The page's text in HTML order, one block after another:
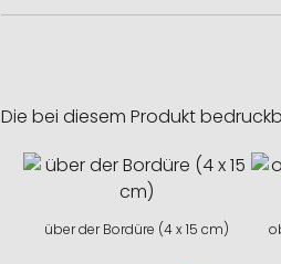
Die bei diesem Produkt
über der Bordüre (4 x 15 cm)